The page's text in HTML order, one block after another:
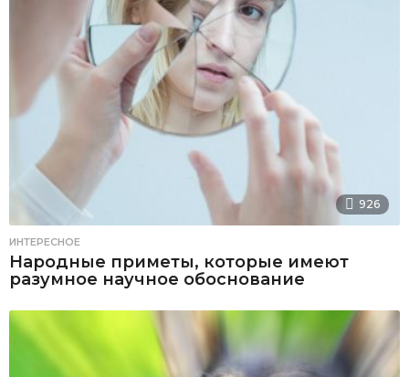
926
ИНТЕРЕСНОЕ
Народные приметы, которые имеют
разумное научное обоснование